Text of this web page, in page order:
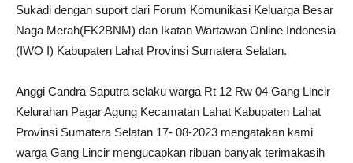
Sukadi dengan suport dari Forum Komunikasi Keluarga Besar
Naga Merah(FK2BNM) dan Ikatan Wartawan Online Indonesia
(IWO I) Kabupaten Lahat Provinsi Sumatera Selatan.
Anggi Candra Saputra selaku warga Rt 12 Rw 04 Gang Lincir
Kelurahan Pagar Agung Kecamatan Lahat Kabupaten Lahat
Provinsi Sumatera Selatan 17- 08-2023 mengatakan kami
warga Gang Lincir mengucapkan ribuan banyak terimakasih